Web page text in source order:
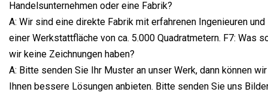
Handelsunternehmen oder eine Fabrik?
A: Wir sind eine direkte Fabrik mit erfahrenen Ingenieuren
einer Werkstattfläche von ca. 5.000 Quadratmetern. F7: Was
wir keine Zeichnungen haben?
A: Bitte senden Sie Ihr Muster an unser Werk, dann können
Ihnen bessere Lösungen anbieten. Bitte senden Sie uns